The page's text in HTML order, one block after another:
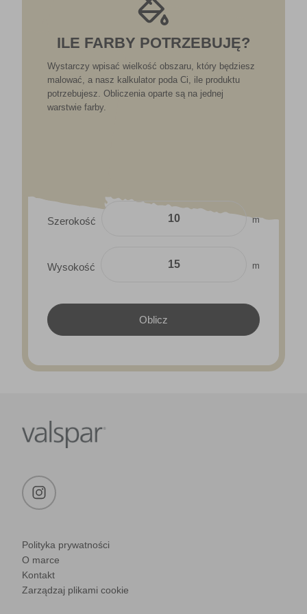
ILE FARBY POTRZEBUJĘ?
Wystarczy wpisać wielkość obszaru, który będziesz
malować, a nasz kalkulator poda Ci, ile produktu
potrzebujesz. Obliczenia oparte są na jednej
warstwie farby.
Szerokość m
Wysokość m
Polityka prywatności
O marce
Kontakt
Zarządzaj plikami cookie